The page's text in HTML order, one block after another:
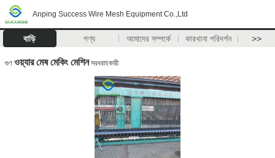
Anping Success Wire Mesh Equipment Co.,Ltd
বাড়ি পণ্য আমাদের সম্পর্কে কারখানা পরিদর্শন >>
গুণ ওয়্যার মেষ মেকিং মেশিনসরবরাহকারী